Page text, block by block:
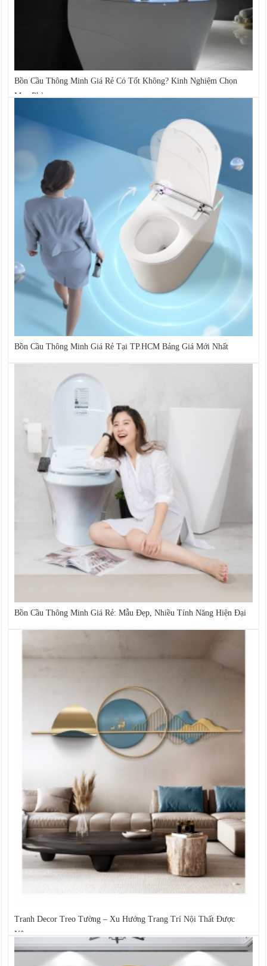
Bồn Cầu Thông Minh Giá Rẻ Có Tốt Không? Kinh Nghiệm Chọn
Mua Phù...
Bồn Cầu Thông Minh Giá Rẻ Tại TP.HCM Bảng Giá Mới Nhất
Bồn Cầu Thông Minh Giá Rẻ: Mẫu Đẹp, Nhiều Tính Năng Hiện Đại
Tranh Decor Treo Tường – Xu Hướng Trang Trí Nội Thất Được
Yêu...